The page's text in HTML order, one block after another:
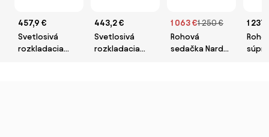
457,9 €
Svetlosivá
rozkladacia
443,2 €
Svetlosivá
rozkladacia
1 063 €1 250 €
Rohová
sedačka Nardo
1 237